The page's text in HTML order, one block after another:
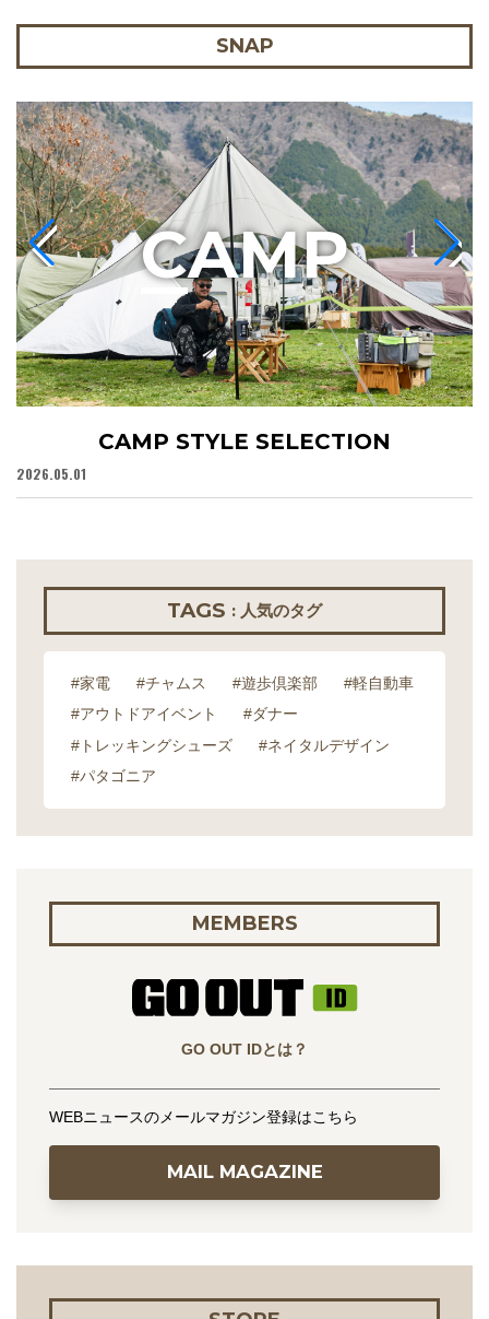
SNAP
CAMP STYLE SELECTION
2026.05.01
CAMP
TAGS : 人気のタグ
#家電 #チャムス #遊歩倶楽部
#軽自動車
#アウトドアイベント
#ダナー
#トレッキングシューズ
#ネイタルデザイン
#パタゴニア
MEMBERS
GO OUT IDとは？
WEBニュースのメールマガジン登録はこちら
MAIL MAGAZINE